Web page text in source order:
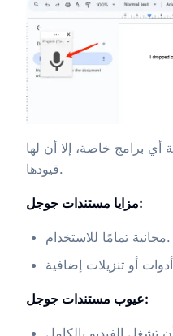
أي برامج خاصة، إلا أن لها
قيودها.
مزايا مستندات جوجل:
مجانية تمامًا للاستخدام.
عيوب مستندات جوجل: